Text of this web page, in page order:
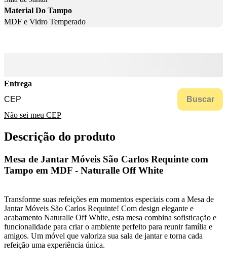
Material Do Tampo
MDF e Vidro Temperado
Entrega
Buscar
Não sei meu CEP
Descrição do produto
Mesa de Jantar Móveis São Carlos Requinte com
Tampo em MDF - Naturalle Off White
Transforme suas refeições em momentos especiais com a Mesa de
Jantar Móveis São Carlos Requinte! Com design elegante e
acabamento Naturalle Off White, esta mesa combina sofisticação e
funcionalidade para criar o ambiente perfeito para reunir família e
amigos. Um móvel que valoriza sua sala de jantar e torna cada
refeição uma experiência única.